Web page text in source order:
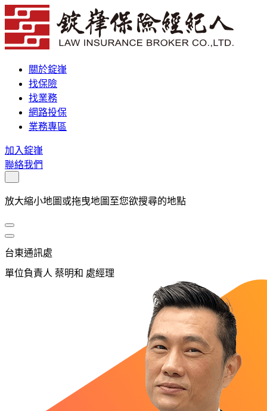
關於錠嵂
找保險
找業務
網路投保
業務專區
加入錠嵂
聯絡我們
放大縮小地圖或拖曳地圖至您欲搜尋的地點
台東通訊處
單位負責人 蔡明和 處經理